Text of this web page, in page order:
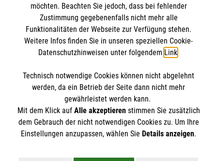
gmb_mpg@malteser.orgkontaktieren.
Malteser in Deutschland
Malteserorden
Malteser International
Sharepoint
Spendenkonto
Bank: Pax-Bank
IBAN: DE49 3706 0120 1201 2090 10
BIC: GENODED1PA7
So finden Sie uns
Lohweg 15
30559 Hannover
Der Malteser Hilfsdienst e.V. ist als eingetragene
Gewerbesteuer befreit.
möchten. Beachten Sie jedoch, dass bei fehlender
Zustimmung gegebenenfalls nicht mehr alle
Funktionalitäten der Webseite zur Verfügung stehen.
Weitere Infos finden Sie in unseren speziellen Cookie-
Datenschutzhinweisen unter folgendem Link.
Technisch notwendige Cookies können nicht abgelehnt
werden, da ein Betrieb der Seite dann nicht mehr
gewährleistet werden kann.
Mit dem Klick auf Alle akzeptierenstimmen Sie zusätzlich
dem Gebrauch der nicht notwendigen Cookies zu. Um Ihre
Einstellungen anzupassen, wählen Sie Details anzeigen.